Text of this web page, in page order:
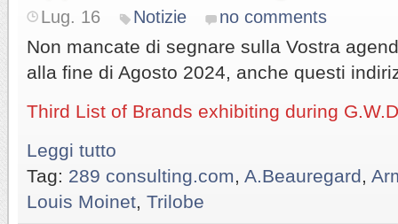
Lug. 16 Notizie no comments
Non mancate di segnare sulla Vostra
alla fine di Agosto 2024, anche questi
Third List of Brands exhibiting during
Leggi tutto
Tag: 289 consulting.com A.Beauregard
Louis Moinet Trilobe